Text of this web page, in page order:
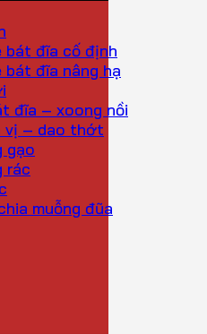
bát đĩa cố định
bát đĩa nâng hạ
đĩa – xoong nồi
vị – dao thớt
gạo
rác
muỗng đũa